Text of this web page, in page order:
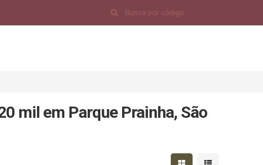
mil em Parque Prainha, São
Mostrar resultados em
Mostrar